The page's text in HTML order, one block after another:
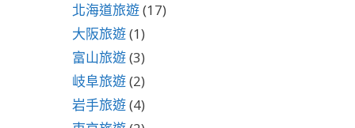
北海道旅遊(17)
大阪旅遊(1)
富山旅遊(3)
岐阜旅遊(2)
岩手旅遊(4)